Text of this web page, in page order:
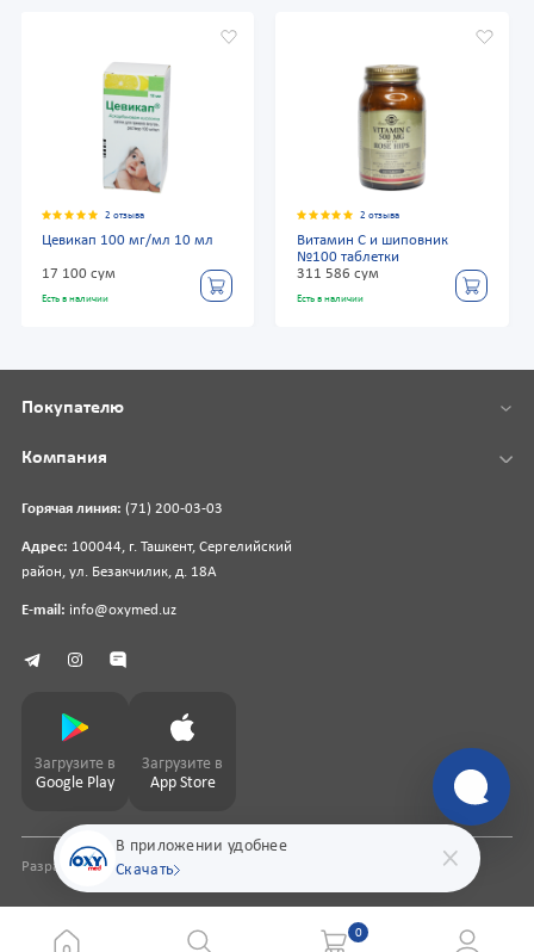
2 отзыва
Цевикап 100 мг/мл 10 мл
17 100 сум
Есть в наличии
2 отзыва
Витамин С и шиповник
№100 таблетки
311 586 сум
Есть в наличии
В приложении удобнее
Скачать
Горячая линия: (71) 200-03-03
Адрес: 100044, г. Ташкент, Сергелийский
район, ул. Безакчилик, д. 18А
E-mail: info@oxymed.uz
Покупателю
Компания
Загрузите в
Google Play
Загрузите в
App Store
Разработка сайтаpharmit.uz
0